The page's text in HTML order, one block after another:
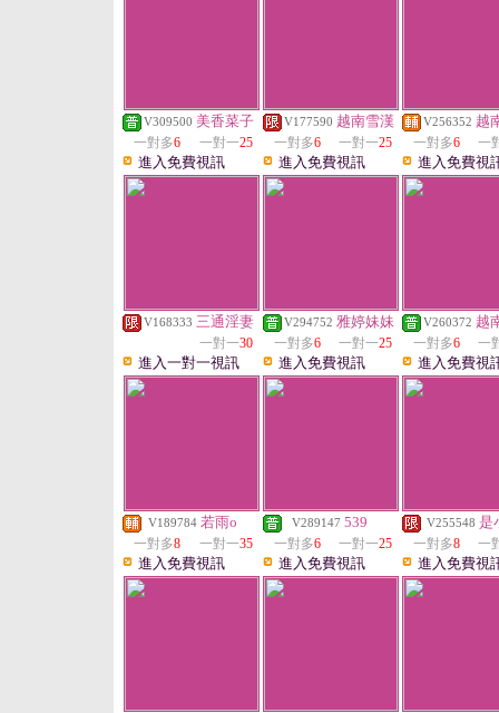
V309500 美香菜子
一對多6 一對一25
進入免費視訊
V177590 越南雪漢
一對多6 一對一25
進入免費視訊
V256352 越
一對多6 一
進入免費視
V168333 三通淫妻
一對一30
進入一對一視訊
V294752 雅婷妹妹
一對多6 一對一25
進入免費視訊
V260372 越
一對多6 一
進入免費視
V189784 若雨o
一對多8 一對一35
進入免費視訊
V289147 539
一對多6 一對一25
進入免費視訊
V255548 是
一對多8 一
進入免費視